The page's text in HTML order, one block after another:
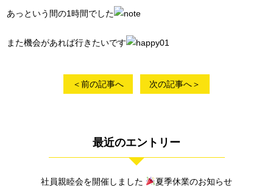
あっという間の1時間でした
また機会があれば行きたいです
＜前の記事へ 次の記事へ＞
最近のエントリー
社員親睦会を開催しました 夏季休業のお知らせ